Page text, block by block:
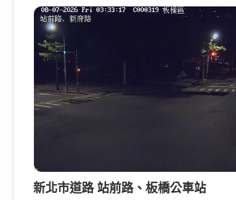
新北市道路 站前路、板橋公車站